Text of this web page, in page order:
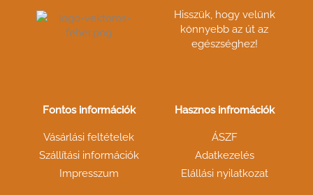
Hisszük, hogy velünk
könnyebb az út az
egészséghez!
Fontos információk
Vásárlási feltételek
Szállítási információk
Impresszum
Hasznos infromációk
ÁSZF
Adatkezelés
Elállási nyilatkozat